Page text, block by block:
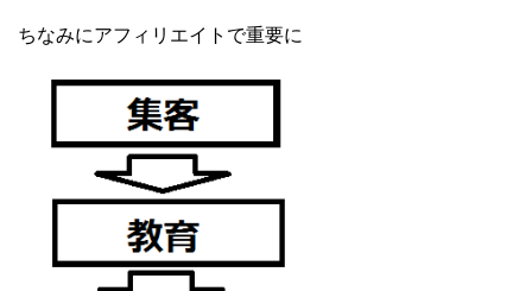
ちなみにアフィリエイトで重要に